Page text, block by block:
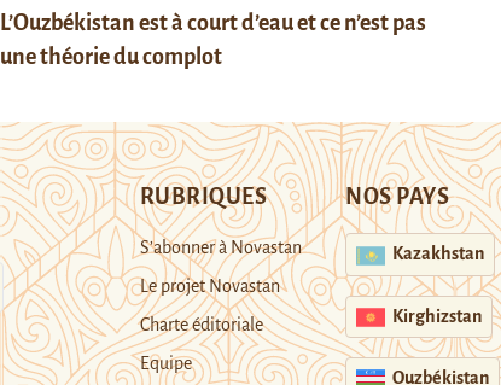
L’Ouzbékistan est à court d’eau et ce n’est pas
une théorie du complot
RUBRIQUES
S’abonner à Novastan
Le projet Novastan
Charte éditoriale
Equipe
NOS PAYS
Kazakhstan
Kirghizstan
Ouzbékistan